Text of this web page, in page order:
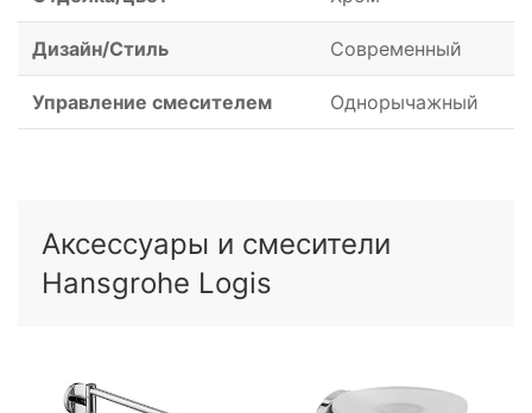
Дизайн/Стиль Современный
Управление смесителем Однорычажный
Аксессуары и смесители
Hansgrohe Logis